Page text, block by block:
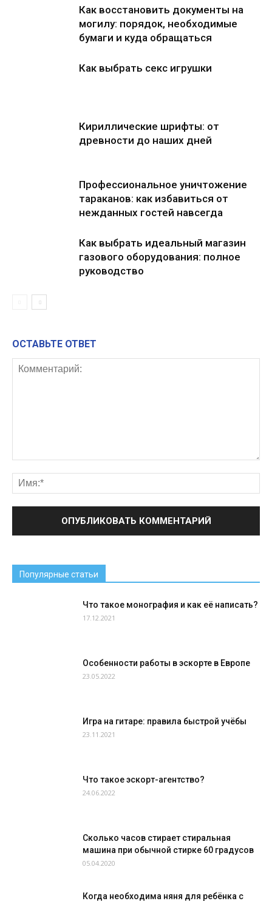
Как восстановить документы на
могилу: порядок, необходимые
бумаги и куда обращаться
Как выбрать секс игрушки
Кириллические шрифты: от
древности до наших дней
Профессиональное уничтожение
тараканов: как избавиться от
нежданных гостей навсегда
Как выбрать идеальный магазин
газового оборудования: полное
руководство
ОСТАВЬТЕ ОТВЕТ
Популярные статьи
Что такое монография и как её написать?
17.12.2021
Особенности работы в эскорте в Европе
23.05.2022
Игра на гитаре: правила быстрой учёбы
23.11.2021
Что такое эскорт-агентство?
24.06.2022
Сколько часов стирает стиральная
машина при обычной стирке 60 градусов
05.04.2020
Когда необходима няня для ребёнка с